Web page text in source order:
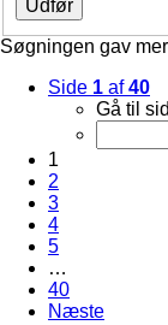
Søgningen gav
Side 1 af40
Gå til
1
2
3
4
5
…
40
Næste